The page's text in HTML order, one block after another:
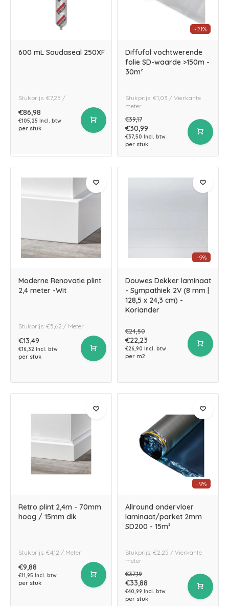
600 mL Soudaseal 250XF
Stukprijs: €7,25 /
€86,98
€105,25 Incl. btw
per stuk
-21%
Diffufol vochtwerende
folie SD-waarde >150m -
30m²
Stukprijs: €1,03 / Vierkante
meter
€39,17
€30,99
€37,50 Incl. btw
per stuk
Moderne Renovatie plint
2,4 meter -Wit
Stukprijs: €5,62 / Meter
€13,49
€16,32 Incl. btw
per stuk
-9%
Douwes Dekker laminaat
- Sympathiek 2V (8 mm |
128,5 x 24,3 cm) -
Koriander
€24,50
€22,23
€26,90 Incl. btw
per m2
Retro plint 2,4m - 70mm
hoog / 15mm dik
Stukprijs: €4,12 / Meter
€9,88
€11,95 Incl. btw
per stuk
-9%
Allround ondervloer
laminaat/parket 2mm
SD200 - 15m²
Stukprijs: €2,25 / Vierkante
meter
€37,19
€33,88
€40,99 Incl. btw
per stuk